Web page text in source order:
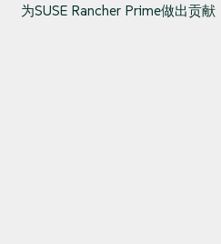
为SUSE Rancher Prime做出贡献